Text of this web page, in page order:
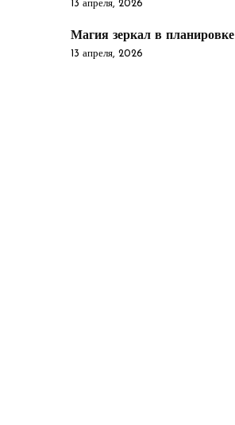
13 апреля, 2026
Магия зеркал в планировке
13 апреля, 2026